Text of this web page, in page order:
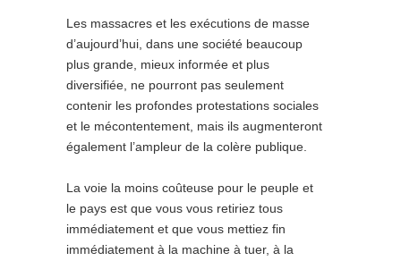
Les massacres et les exécutions de masse
d’aujourd’hui, dans une société beaucoup
plus grande, mieux informée et plus
diversifiée, ne pourront pas seulement
contenir les profondes protestations sociales
et le mécontentement, mais ils augmenteront
également l’ampleur de la colère publique.
La voie la moins coûteuse pour le peuple et
le pays est que vous vous retiriez tous
immédiatement et que vous mettiez fin
immédiatement à la machine à tuer, à la